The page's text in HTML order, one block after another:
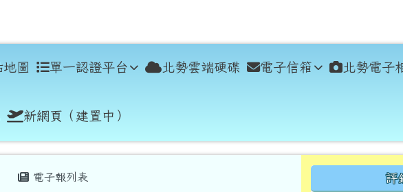
地圖 單一認證平台 北勢雲端硬碟 電子信箱 北勢電子
新網頁（建置中）
電子報列表 右邊區域
評